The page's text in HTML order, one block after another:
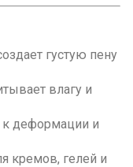
густую пену
влагу и
к деформации и
кремов, гелей и